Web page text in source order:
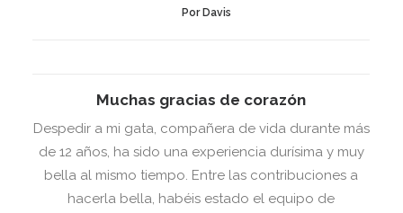
Por Davis
Muchas gracias de corazón
Despedir a mi gata, compañera de vida durante más
de 12 años, ha sido una experiencia durísima y muy
bella al mismo tiempo. Entre las contribuciones a
hacerla bella, habéis estado el equipo de